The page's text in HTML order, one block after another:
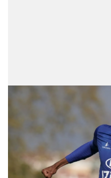
Çerezlere ilişkin tercihlerinizi
vasıtasıyla
için Ayarlar butonuna
Metnimizi
ziyaret
6698 sayılı Kişisel Verilerin
hazırlanmış Aydınlatma
ilgili mevzuata uygun olarak